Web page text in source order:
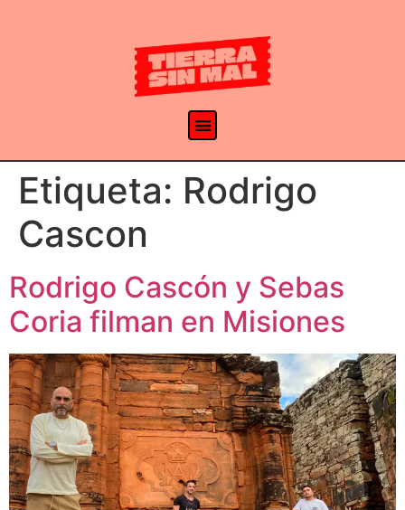
Etiqueta: Rodrigo
Cascon
Rodrigo Cascón y Sebas
Coria filman en Misiones